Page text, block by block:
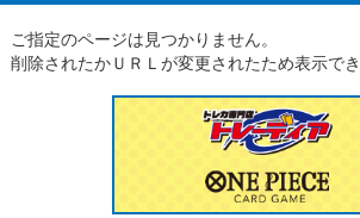
ご指定のページは見つかりません。
削除されたかＵＲＬが変更されたため表示でき